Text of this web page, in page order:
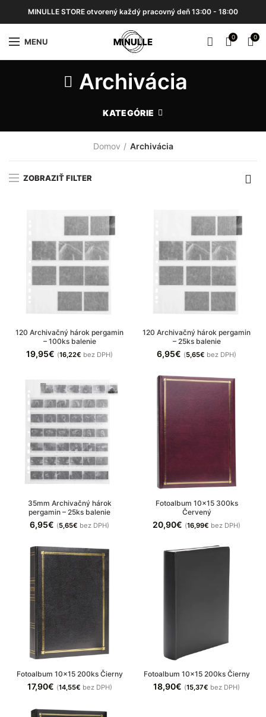
MINULLE STORE otvorený každý pracovný deň 13:00 - 18:00
MENU 0 0
Archivácia
KATEGÓRIE
Domov Archivácia
ZOBRAZIŤ FILTER
120 Archivačný hárok pergamin
– 100ks balenie
19,95€ (16,22€ bez DPH)
120 Archivačný hárok pergamin
– 25ks balenie
6,95€ (5,65€ bez DPH)
35mm Archivačný hárok
pergamin – 25ks balenie
6,95€ (5,65€ bez DPH)
Fotoalbum 10×15 300ks
Červený
20,90€ (16,99€ bez DPH)
Fotoalbum 10×15 200ks Čierny
17,90€ (14,55€ bez DPH)
Fotoalbum 10×15 200ks Čierny
18,90€ (15,37€ bez DPH)